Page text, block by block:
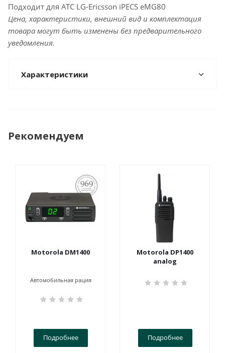
Подходит для АТС LG-Ericsson iPECS eMG80
Цена, характеристики, внешний вид и комплектация
товара могут быть изменены без предварительного
уведомления.
Характеристики
Рекомендуем
ПОСТАНОВЛЕНИЕ
969
Motorola DM1400
Автомобильная рация
Подробнее
Motorola DP1400
analog
Подробнее